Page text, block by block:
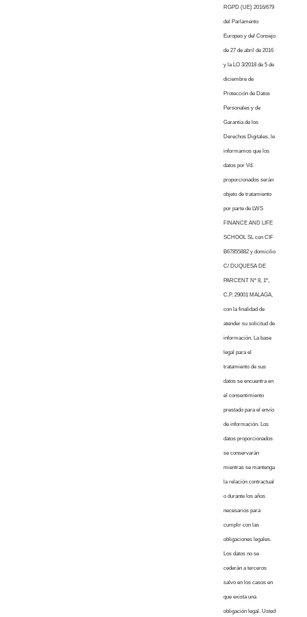
RGPD (UE) 2016/679
del Parlamento
Europeo y del Consejo
de 27 de abril de 2016
y la LO 3/2018 de 5 de
diciembre de
Protección de Datos
Personales y de
Garantía de los
Derechos Digitales, le
informamos que los
datos por Vd.
proporcionados serán
objeto de tratamiento
por parte de LWS
FINANCE AND LIFE
SCHOOL SL con CIF
B67855882 y domicilio
C/ DUQUESA DE
PARCENT Nº 8, 1º,
C.P. 29001 MALAGA,
con la finalidad de
atender su solicitud de
información. La base
legal para el
tratamiento de sus
datos se encuentra en
el consentimiento
prestado para el envío
de información. Los
datos proporcionados
se conservarán
mientras se mantenga
la relación contractual
o durante los años
necesarios para
cumplir con las
obligaciones legales.
Los datos no se
cederán a terceros
salvo en los casos en
que exista una
obligación legal. Usted